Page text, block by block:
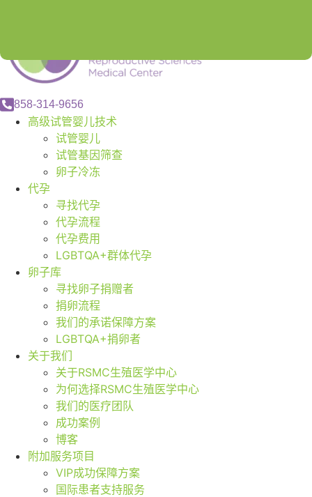
858-314-9656
高级试管婴儿技术
试管婴儿
试管基因筛查
卵子冷冻
代孕
寻找代孕
代孕流程
代孕费用
LGBTQA+群体代孕
卵子库
寻找卵子捐赠者
捐卵流程
我们的承诺保障方案
LGBTQA+捐卵者
关于我们
关于RSMC生殖医学中心
为何选择RSMC生殖医学中心
我们的医疗团队
成功案例
博客
附加服务项目
VIP成功保障方案
国际患者支持服务